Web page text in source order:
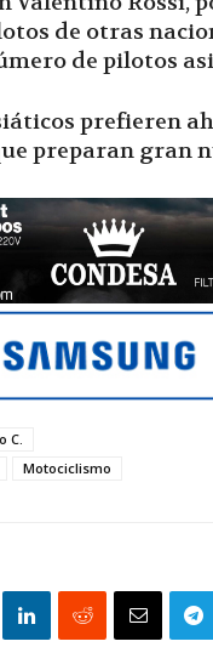
de otras
de pilotos
prefieren
preparan gran
C.
Motociclismo